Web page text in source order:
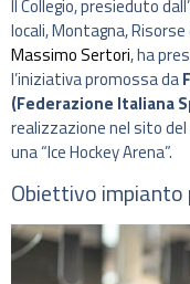
Il Collegio, presieduto
locali, Montagna,
Massimo Sertori, ha
l’iniziativa promossa da
(Federazione Italiana
realizzazione nel sito
una “Ice Hockey Arena”.
Obiettivo impianto